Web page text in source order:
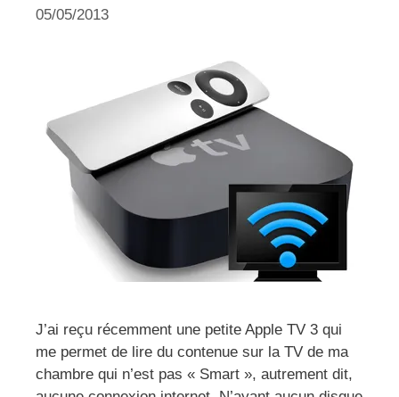
05/05/2013
J’ai reçu récemment une petite Apple TV 3 qui
me permet de lire du contenue sur la TV de ma
chambre qui n’est pas « Smart », autrement dit,